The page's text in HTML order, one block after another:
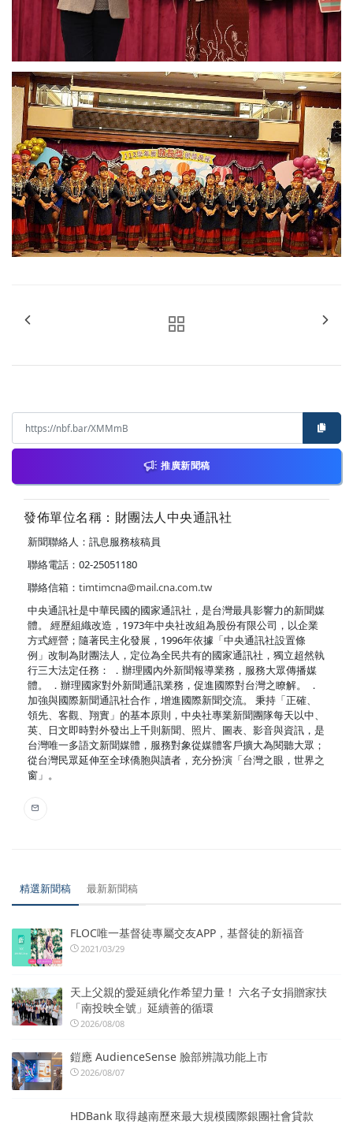
推廣新聞稿
發佈單位名稱：財團法人中央通訊社
新聞聯絡人：訊息服務核稿員
聯絡電話：02-25051180
聯絡信箱： timtimcna@mail.cna.com.tw
中央通訊社是中華民國的國家通訊社，是台灣最具影響力的新聞媒
體。 經歷組織改造，1973年中央社改組為股份有限公司，以企業
方式經營；隨著民主化發展，1996年依據「中央通訊社設置條
例」改制為財團法人，定位為全民共有的國家通訊社，獨立超然執
行三大法定任務： ．辦理國內外新聞報導業務，服務大眾傳播媒
體。 ．辦理國家對外新聞通訊業務，促進國際對台灣之瞭解。 ．
加強與國際新聞通訊社合作，增進國際新聞交流。 秉持「正確、
領先、客觀、翔實」的基本原則，中央社專業新聞團隊每天以中、
英、日文即時對外發出上千則新聞、照片、圖表、影音與資訊，是
台灣唯一多語文新聞媒體，服務對象從媒體客戶擴大為閱聽大眾；
從台灣民眾延伸至全球僑胞與讀者，充分扮演「台灣之眼，世界之
窗」。
精選新聞稿 最新新聞稿
FLOC唯一基督徒專屬交友APP，基督徒的新福音
2021/03/29
天上父親的愛延續化作希望力量！ 六名子女捐贈家扶
「南投映全號」延續善的循環
2026/08/08
鎧應 AudienceSense 臉部辨識功能上市
2026/08/07
HDBank 取得越南歷來最大規模國際銀團社會貸款